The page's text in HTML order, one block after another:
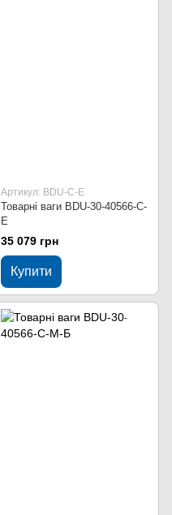
Артикул: BDU-C-Е
Товарні ваги BDU-30-40566-C-
Е
35 079 грн
Купити